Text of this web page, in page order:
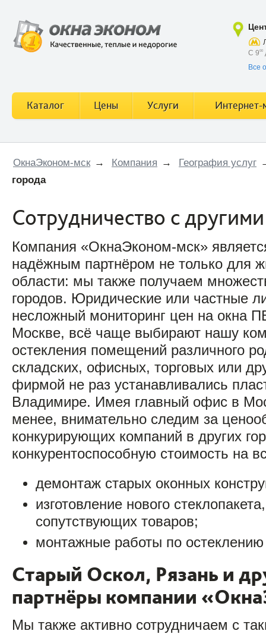
ОкнаЭконом-мск → Компания → География услуг
города
Сотрудничество с
Компания «ОкнаЭконом-мск»
надёжным партнёром не только для
области: мы также получаем
городов. Юридические или частные
несложный мониторинг цен на окна
Москве, всё чаще выбирают нашу
остекления помещений различного
складских, офисных, торговых или
фирмой не раз устанавливались
Владимире. Имея главный офис в
менее, внимательно следим за
конкурирующих компаний в других
конкурентоспособную стоимость на
демонтаж старых оконных
изготовление нового
сопутствующих товаров;
монтажные работы по
Старый Оскол, Рязань и
партнёры компании
Мы также активно сотрудничаем с
С 900
Все
Каталог Цены Услуги Интернет-